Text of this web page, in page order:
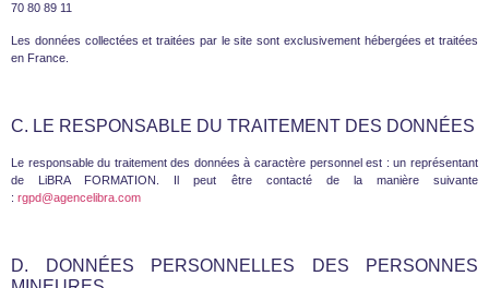
70 80 89 11
Les données collectées et traitées par le site sont exclusivement hébergées et traitées
en France.
C. LE RESPONSABLE DU TRAITEMENT DES DONNÉES
Le responsable du traitement des données à caractère personnel est : un représentant
de LiBRA FORMATION. Il peut être contacté de la manière suivante
: rgpd@agencelibra.com
D. DONNÉES PERSONNELLES DES PERSONNES